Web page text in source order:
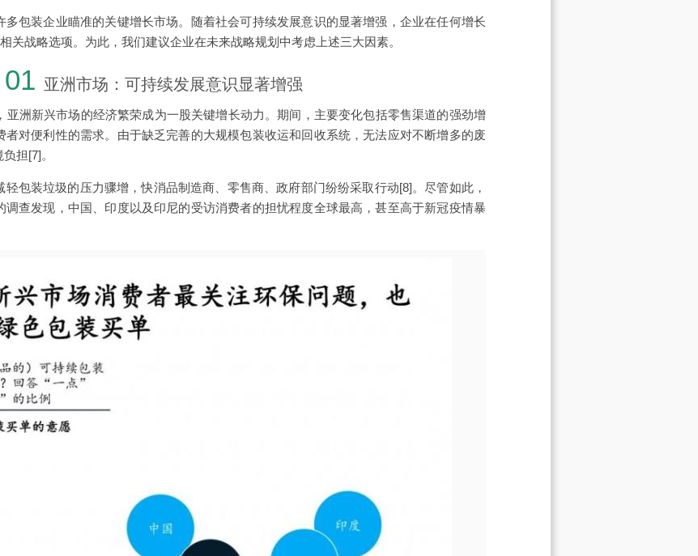
包装企业瞄准的关键增长市场。随着社会可持续发展意识的显著增强，企业在任何增长
关战略选项。为此，我们建议企业在未来战略规划中考虑上述三大因素。
01 亚洲市场：可持续发展意识显著增强
亚洲新兴市场的经济繁荣成为一股关键增长动力。期间，主要变化包括零售渠道的强劲增
对便利性的需求。由于缺乏完善的大规模包装收运和回收系统，无法应对不断增多的废
担[7]。
包装垃圾的压力骤增，快消品制造商、零售商、政府部门纷纷采取行动[8]。尽管如此，
调查发现，中国、印度以及印尼的受访消费者的担忧程度全球最高，甚至高于新冠疫情暴